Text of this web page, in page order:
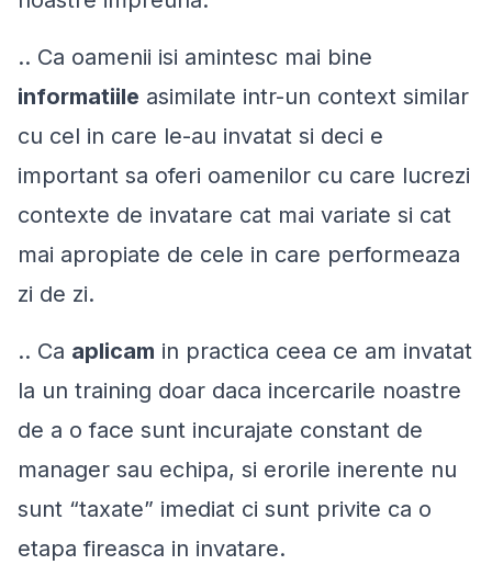
.. Ca oamenii isi amintesc mai bine
informatiile asimilate intr-un context similar
cu cel in care le-au invatat si deci e
important sa oferi oamenilor cu care lucrezi
contexte de invatare cat mai variate si cat
mai apropiate de cele in care performeaza
zi de zi.
.. Ca aplicam in practica ceea ce am invatat
la un training doar daca incercarile noastre
de a o face sunt incurajate constant de
manager sau echipa, si erorile inerente nu
sunt “taxate” imediat ci sunt privite ca o
etapa fireasca in invatare.